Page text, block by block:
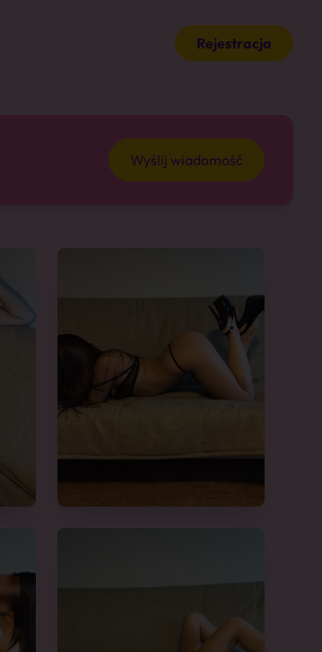
Rejestracja
Wyślij wiadomość